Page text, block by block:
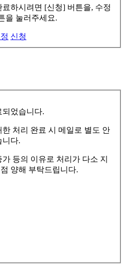
하시려면 [신청] 버튼을, 수정
을 눌러주세요.
신청
었습니다.
처리 완료 시 메일로 별도 안
니다.
등의 이유로 처리가 다소 지
양해 부탁드립니다.